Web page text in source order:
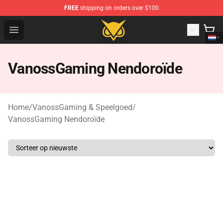
FREE shipping on orders over $100
Open menu
Vanossgaming Store - Official Vanossgaming
VanossGaming Nendoroïde
Home/VanossGaming & Speelgoed/
VanossGaming Nendoroïde